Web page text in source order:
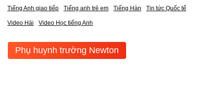
Tiếng Anh giao tiếp Tiếng anh trẻ em Tiếng Hàn Tin tức Quốc tế
Video Hài Video Học tiếng Anh
Phụ huynh trường Newton